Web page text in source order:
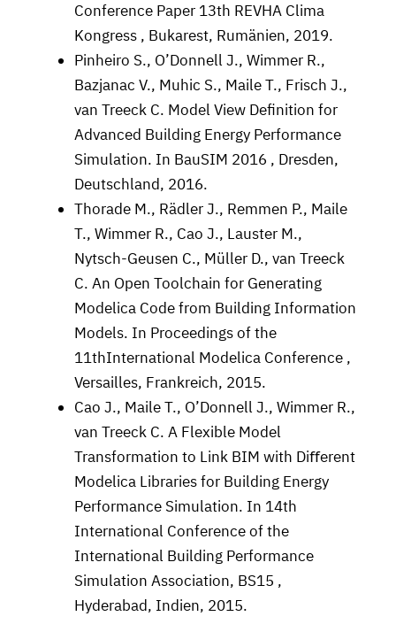
Conference Paper 13th REVHA Clima
Kongress , Bukarest, Rumänien, 2019.
Pinheiro S., O’Donnell J., Wimmer R.,
Bazjanac V., Muhic S., Maile T., Frisch J.,
van Treeck C. Model View Deﬁnition for
Advanced Building Energy Performance
Simulation. In BauSIM 2016 , Dresden,
Deutschland, 2016.
Thorade M., Rädler J., Remmen P., Maile
T., Wimmer R., Cao J., Lauster M.,
Nytsch-Geusen C., Müller D., van Treeck
C. An Open Toolchain for Generating
Modelica Code from Building Information
Models. In Proceedings of the
11thInternational Modelica Conference ,
Versailles, Frankreich, 2015.
Cao J., Maile T., O’Donnell J., Wimmer R.,
van Treeck C. A Flexible Model
Transformation to Link BIM with Diﬀerent
Modelica Libraries for Building Energy
Performance Simulation. In 14th
International Conference of the
International Building Performance
Simulation Association, BS15 ,
Hyderabad, Indien, 2015.